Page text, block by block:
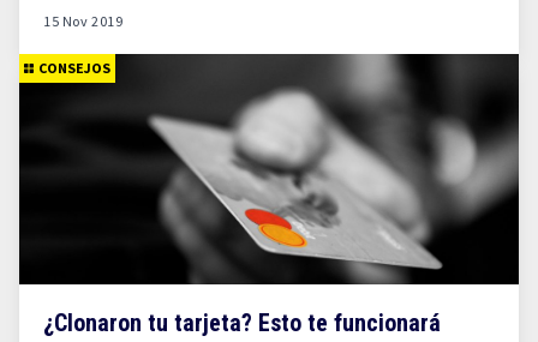
15 Nov 2019
CONSEJOS
¿Clonaron tu tarjeta? Esto te funcionará